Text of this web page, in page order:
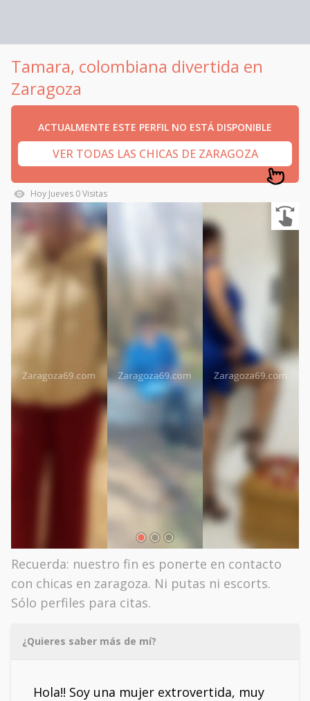
Tamara, colombiana divertida en
Zaragoza
ACTUALMENTE ESTE PERFIL NO ESTÁ DISPONIBLE
VER TODAS LAS CHICAS DE ZARAGOZA
Hoy Jueves 0Visitas
Recuerda: nuestro fin es ponerte en contacto
con chicas en zaragoza. Ni putas ni escorts.
Sólo perfiles para citas.
¿Quieres saber más de mí?
Hola!! Soy una mujer extrovertida, muy